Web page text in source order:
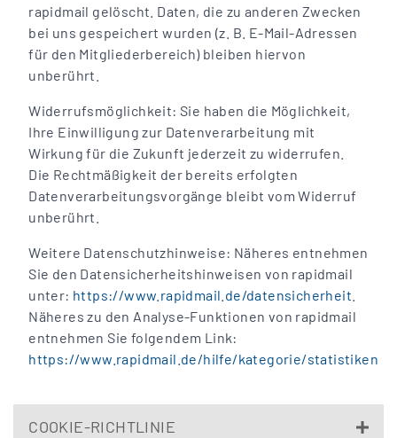
rapidmail gelöscht. Daten, die zu anderen Zwecken
bei uns gespeichert wurden (z. B. E-Mail-Adressen
für den Mitgliederbereich) bleiben hiervon
unberührt.
Widerrufsmöglichkeit: Sie haben die Möglichkeit,
Ihre Einwilligung zur Datenverarbeitung mit
Wirkung für die Zukunft jederzeit zu widerrufen.
Die Rechtmäßigkeit der bereits erfolgten
Datenverarbeitungsvorgänge bleibt vom Widerruf
unberührt.
Weitere Datenschutzhinweise: Näheres entnehmen
Sie den Datensicherheitshinweisen von rapidmail
unter: https://www.rapidmail.de/datensicherheit
Näheres zu den Analyse-Funktionen von rapidmail
entnehmen Sie folgendem Link:
https://www.rapidmail.de/hilfe/kategorie/statistiken
COOKIE-RICHTLINIE